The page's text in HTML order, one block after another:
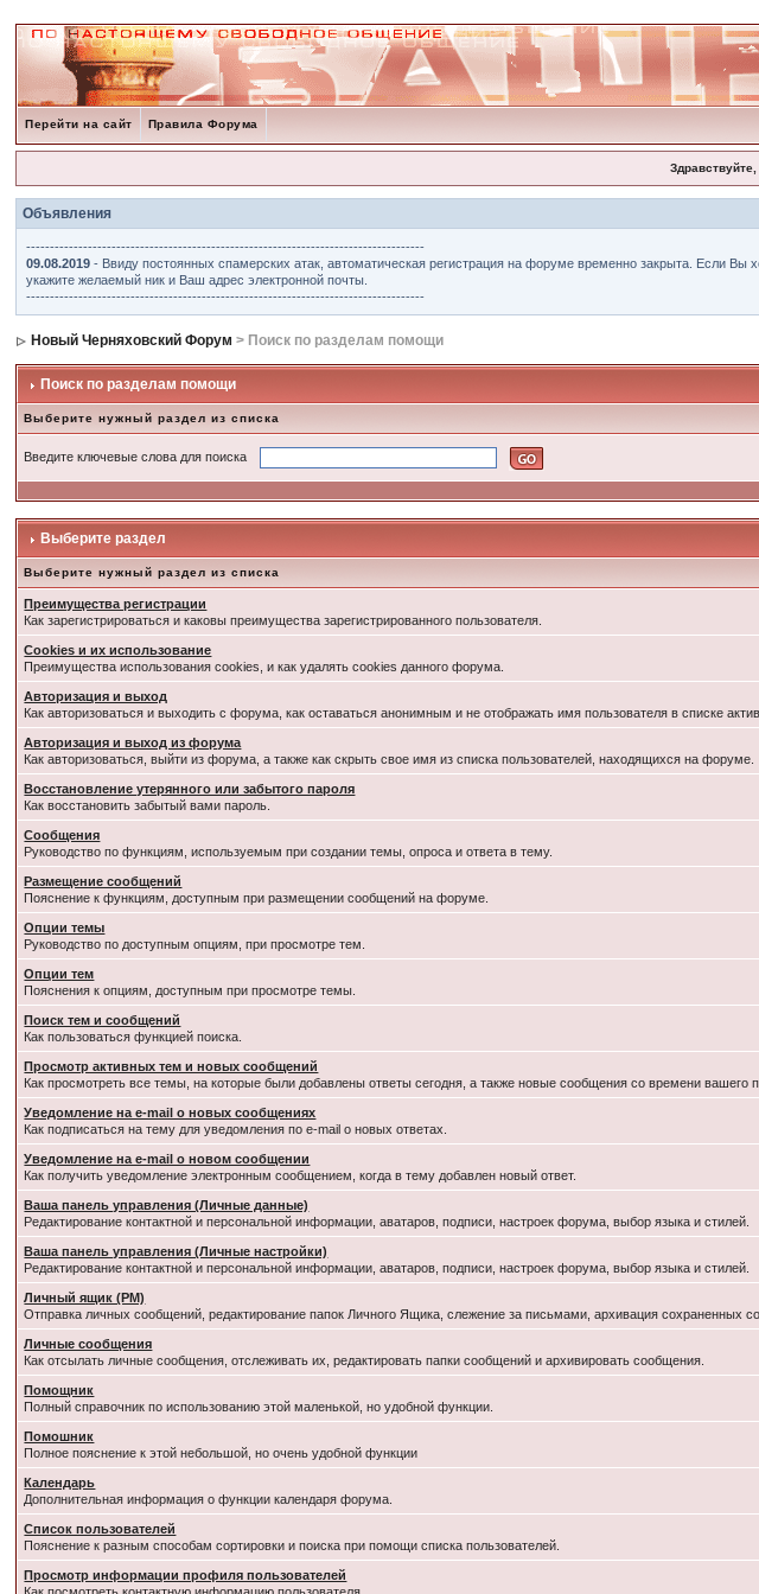
Перейти на сайт Правила Форума
Здравствуйте,
Объявления
------------------------------------------------------------------------------------
09.08.2019 - Ввиду постоянных спамерских атак, автоматическая регистрация на форуме временно закрыта. Если Вы
укажите желаемый ник и Ваш адрес электронной почты.
------------------------------------------------------------------------------------
Новый Черняховский Форум > Поиск по разделам помощи
Поиск по разделам помощи
Выберите нужный раздел из списка
Введите ключевые слова для поиска
Выберите раздел
Выберите нужный раздел из списка
Преимущества регистрации
Как зарегистрироваться и каковы преимущества зарегистрированного пользователя.
Cookies и их использование
Преимущества использования cookies, и как удалять cookies данного форума.
Авторизация и выход
Как авторизоваться и выходить с форума, как оставаться анонимным и не отображать имя пользователя в списке
Авторизация и выход из форума
Как авторизоваться, выйти из форума, а также как скрыть свое имя из списка пользователей, находящихся на форуме.
Восстановление утерянного или забытого пароля
Как восстановить забытый вами пароль.
Сообщения
Руководство по функциям, используемым при создании темы, опроса и ответа в тему.
Размещение сообщений
Пояснение к функциям, доступным при размещении сообщений на форуме.
Опции темы
Руководство по доступным опциям, при просмотре тем.
Опции тем
Пояснения к опциям, доступным при просмотре темы.
Поиск тем и сообщений
Как пользоваться функцией поиска.
Просмотр активных тем и новых сообщений
Как просмотреть все темы, на которые были добавлены ответы сегодня, а также новые сообщения со времени вашего
Уведомление на e-mail о новых сообщениях
Как подписаться на тему для уведомления по e-mail о новых ответах.
Уведомление на е-mail о новом сообщении
Как получить уведомление электронным сообщением, когда в тему добавлен новый ответ.
Ваша панель управления (Личные данные)
Редактирование контактной и персональной информации, аватаров, подписи, настроек форума, выбор языка и стилей.
Ваша панель управления (Личные настройки)
Редактирование контактной и персональной информации, аватаров, подписи, настроек форума, выбор языка и стилей.
Личный ящик (PM)
Отправка личных сообщений, редактирование папок Личного Ящика, слежение за письмами, архивация сохраненных
Личные сообщения
Как отсылать личные сообщения, отслеживать их, редактировать папки сообщений и архивировать сообщения.
Помощник
Полный справочник по использованию этой маленькой, но удобной функции.
Помошник
Полное пояснение к этой небольшой, но очень удобной функции
Календарь
Дополнительная информация о функции календаря форума.
Список пользователей
Пояснение к разным способам сортировки и поиска при помощи списка пользователей.
Просмотр информации профиля пользователей